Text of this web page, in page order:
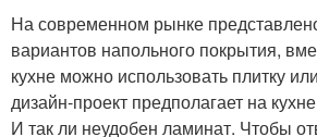
На современном рынке
вариантов напольного покрытия,
кухне можно использовать плитку
дизайн-проект предполагает на
И так ли неудобен ламинат. Чтобы